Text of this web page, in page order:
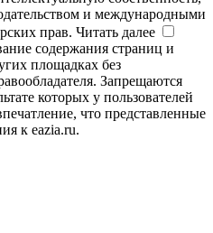
и международными
прав. Читать далее
содержания страниц и
площадках без
Запрещаются
которых у пользователей
что представленные
к eazia.ru.